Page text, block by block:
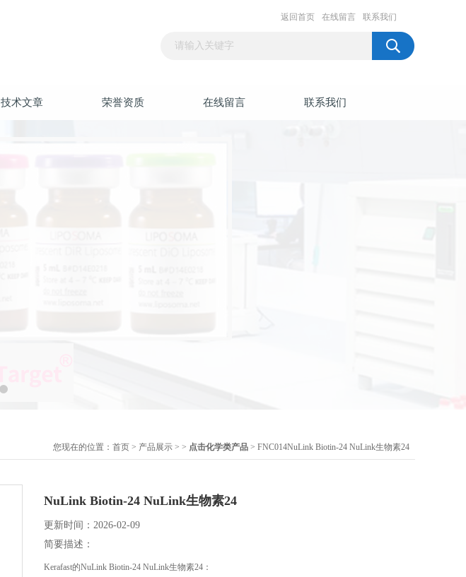
返回首页 在线留言 联系我们
技术文章 荣誉资质 在线留言 联系我们
您现在的位置： 首页 > 产品展示 > > 点击化学类产品 > FNC014NuLink Biotin-24 NuLink生物素24
NuLink Biotin-24 NuLink生物素24
更新时间：2026-02-09
简要描述：
Kerafast的NuLink Biotin-24 NuLink生物素24：